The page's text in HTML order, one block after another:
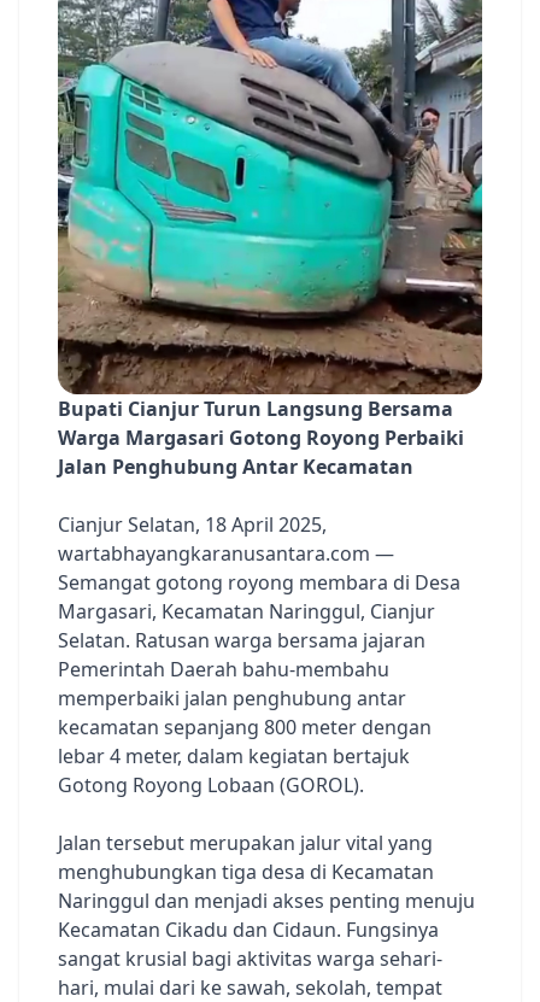
Bupati Cianjur Turun Langsung Bersama
Warga Margasari Gotong Royong Perbaiki
Jalan Penghubung Antar Kecamatan
Cianjur Selatan, 18 April 2025,
wartabhayangkaranusantara.com —
Semangat gotong royong membara di Desa
Margasari, Kecamatan Naringgul, Cianjur
Selatan. Ratusan warga bersama jajaran
Pemerintah Daerah bahu-membahu
memperbaiki jalan penghubung antar
kecamatan sepanjang 800 meter dengan
lebar 4 meter, dalam kegiatan bertajuk
Gotong Royong Lobaan (GOROL).
Jalan tersebut merupakan jalur vital yang
menghubungkan tiga desa di Kecamatan
Naringgul dan menjadi akses penting menuju
Kecamatan Cikadu dan Cidaun. Fungsinya
sangat krusial bagi aktivitas warga sehari-
hari, mulai dari ke sawah, sekolah, tempat